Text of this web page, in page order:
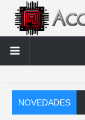
NOVEDADES